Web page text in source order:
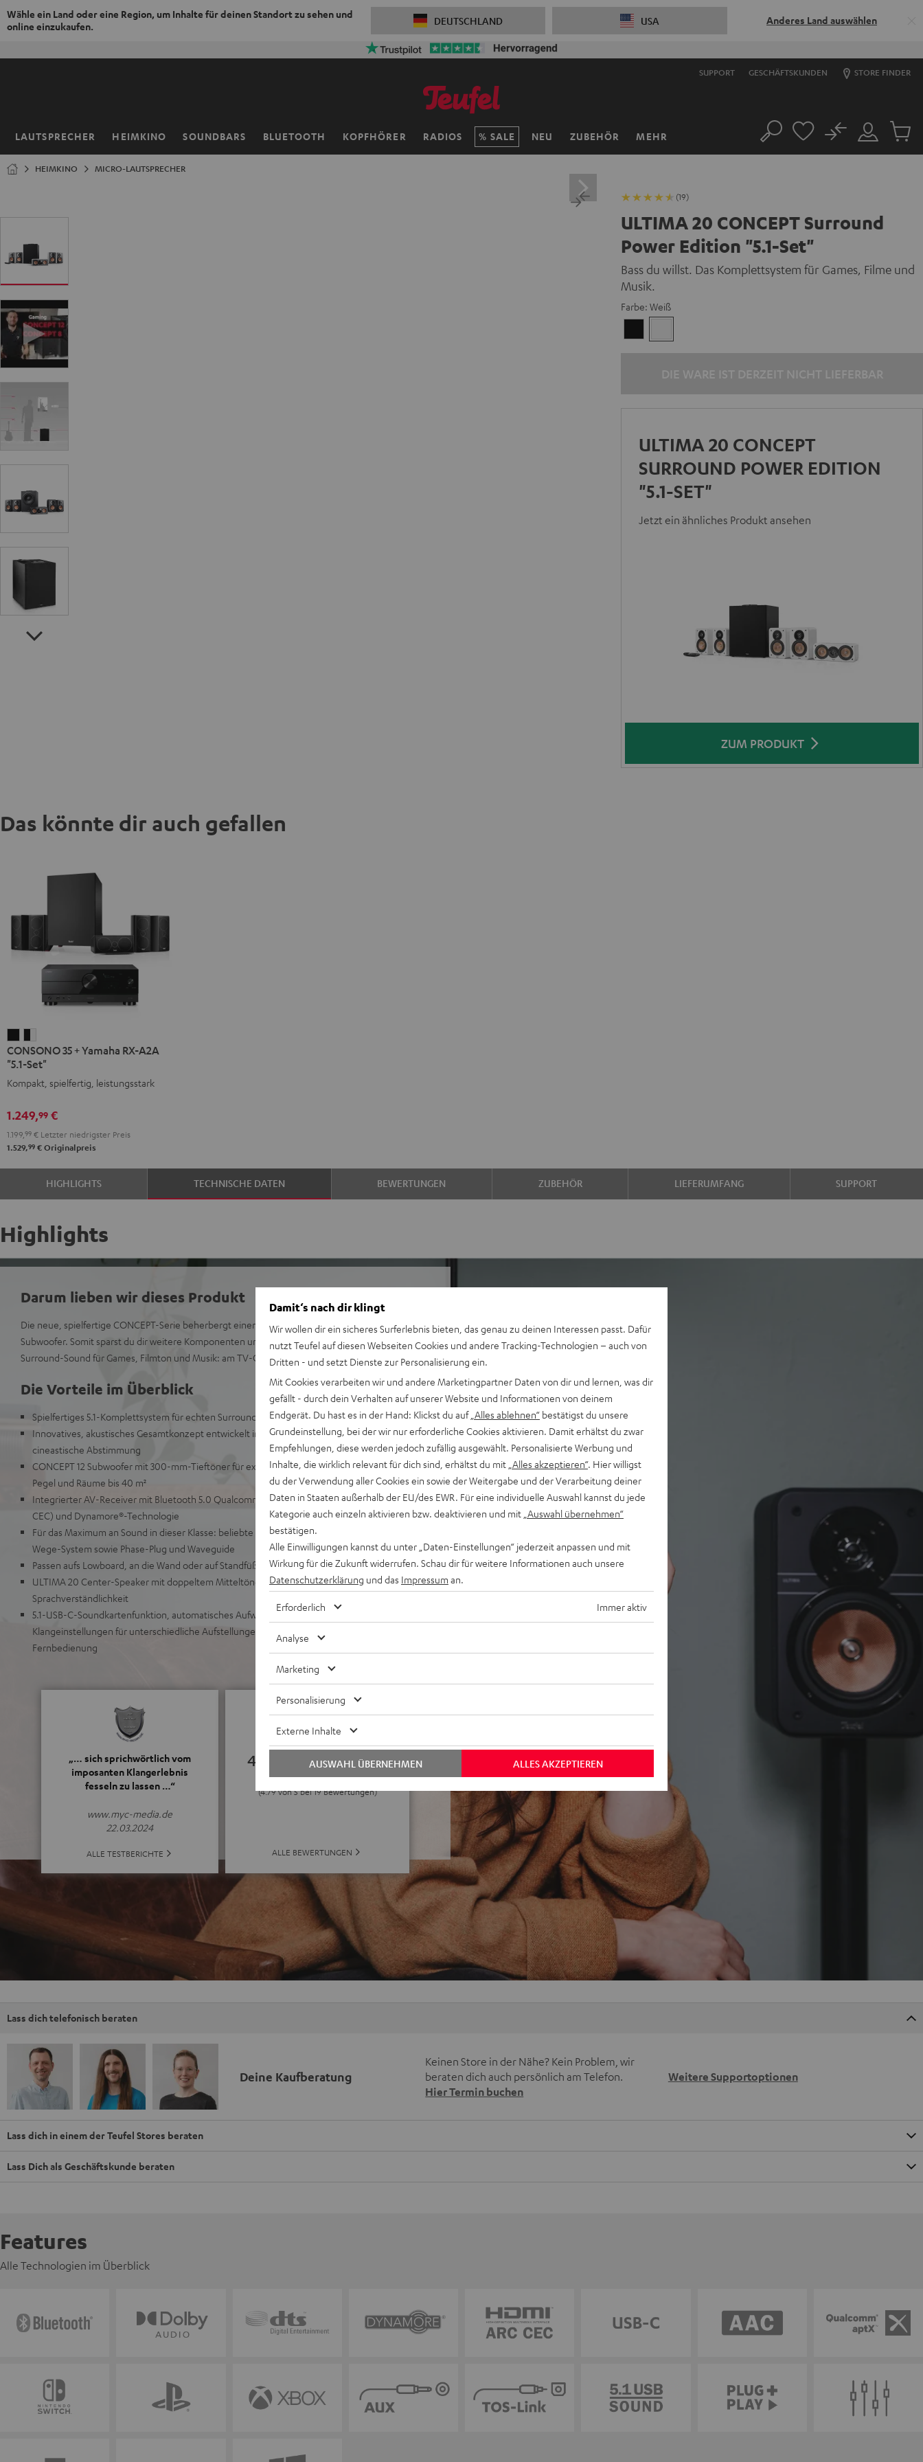
Wähle ein Land oder eine Region, um Inhalte für deinen Standort zu sehen und
online einzukaufen.
DEUTSCHLAND USA Anderes Land auswählen
SUPPORT GESCHÄFTSKUNDEN STORE FINDER
LAUTSPRECHER HEIMKINO SOUNDBARS BLUETOOTH KOPFHÖRER RADIOS SALE NEU ZUBEHÖR MEHR
Startseite Suche
Mein
Konto
No
Artikel
HEIMKINO MICRO-LAUTSPRECHER
(19)
ULTIMA 20 CONCEPT Surround
Power Edition "5.1-Set"
Bass du willst. Das Komplettsystem für Games, Filme und
Musik.
Farbe: Weiß
ULTIMA 20 CONCEPT
SURROUND POWER EDITION
"5.1-SET"
Jetzt ein ähnliches Produkt ansehen
ZUM PRODUKT
Das könnte dir auch gefallen
35
+
Yamaha
A2A
"5.1-
Set"
Schwarz
35
+
Yamaha
A2A
"5.1-
Set"
Schwarz
Weiß
CONSONO 35 + Yamaha RX-A2A
"5.1-Set"
Kompakt, spielfertig, leistungsstark
1.249,99 €
1.199, 99 € Letzter niedrigster Preis
1.529,99 € Originalpreis
HIGHLIGHTS TECHNISCHE DATEN BEWERTUNGEN ZUBEHÖR LIEFERUMFANG SUPPORT
Highlights
Darum lieben wir dieses Produkt
Die neue, spielfertige CONCEPT-Serie beherbergt einen optimal angepassten AV-Receiver im
Subwoofer. Somit sparst du dir weitere Komponenten und genießt massiven, beeindruckenden
Surround-Sound für Games, Filmton und Musik: am TV-Gerät oder direkt am PC.
Die Vorteile im Überblick
Spielfertiges 5.1-Komplettsystem für echten Surround-Sound bei Games, Filmton und Musik
Innovatives, akustisches Gesamtkonzept entwickelt in Berlin für eine ausgewogene,
cineastische Abstimmung
CONCEPT 12 Subwoofer mit 300-mm-Tieftöner für extrem tiefen Kickbass bis 22 Hz, sehr hohe
Pegel und Räume bis 40 m²
Integrierter AV-Receiver mit Bluetooth 5.0 Qualcomm® aptX™ und AAC sowie HDMI (ARC,
CEC) und Dynamore®-Technologie
Für das Maximum an Sound in dieser Klasse: beliebte ULTIMA 20 Regallautsprecher mit 2-
Wege-System sowie Phase-Plug und Waveguide
Passen aufs Lowboard, an die Wand oder auf Standfüße
ULTIMA 20 Center-Speaker mit doppeltem Mitteltöner für eine sehr gute
Sprachverständlichkeit
5.1-USB-C-Soundkartenfunktion, automatisches Aufwachen aus dem Standby,
Klangeinstellungen für unterschiedliche Aufstellungen, inklusive 25 m Lautsprecherkabel und
Fernbedienung
„… sich sprichwörtlich vom
imposanten Klangerlebnis
fesseln zu lassen …“
www.myc-media.de
22.03.2024
ALLE TESTBERICHTE
4.79
(4.79 von 5 bei 19 Bewertungen)
ALLE BEWERTUNGEN
Lass dich telefonisch beraten
Deine Kaufberatung
Keinen Store in der Nähe? Kein Problem, wir
beraten dich auch persönlich am Telefon.
Hier Termin buchen
Weitere Supportoptionen
Lass dich in einem der Teufel Stores beraten
Lass Dich als Geschäftskunde beraten
Features
Alle Technologien im Überblick
Damit‘s nach dir klingt
Wir wollen dir ein sicheres Surferlebnis bieten, das genau zu deinen Interessen passt. Dafür
nutzt Teufel auf diesen Webseiten Cookies und andere Tracking-Technologien – auch von
Dritten - und setzt Dienste zur Personalisierung ein.
Mit Cookies verarbeiten wir und andere Marketingpartner Daten von dir und lernen, was dir
gefällt - durch dein Verhalten auf unserer Website und Informationen von deinem
Endgerät. Du hast es in der Hand: Klickst du auf „Alles ablehnen“ bestätigst du unsere
Grundeinstellung, bei der wir nur erforderliche Cookies aktivieren. Damit erhältst du zwar
Empfehlungen, diese werden jedoch zufällig ausgewählt. Personalisierte Werbung und
Inhalte, die wirklich relevant für dich sind, erhältst du mit „Alles akzeptieren“. Hier willigst
du der Verwendung aller Cookies ein sowie der Weitergabe und der Verarbeitung deiner
Daten in Staaten außerhalb der EU/des EWR. Für eine individuelle Auswahl kannst du jede
Kategorie auch einzeln aktivieren bzw. deaktivieren und mit „Auswahl übernehmen“
bestätigen.
Alle Einwilligungen kannst du unter „Daten-Einstellungen“ jederzeit anpassen und mit
Wirkung für die Zukunft widerrufen. Schau dir für weitere Informationen auch unsere
Datenschutzerklärung und das Impressum an.
Erforderlich Immer aktiv
Analyse
Marketing
Personalisierung
Externe Inhalte
ALLES AKZEPTIEREN
AUSWAHL ÜBERNEHMEN